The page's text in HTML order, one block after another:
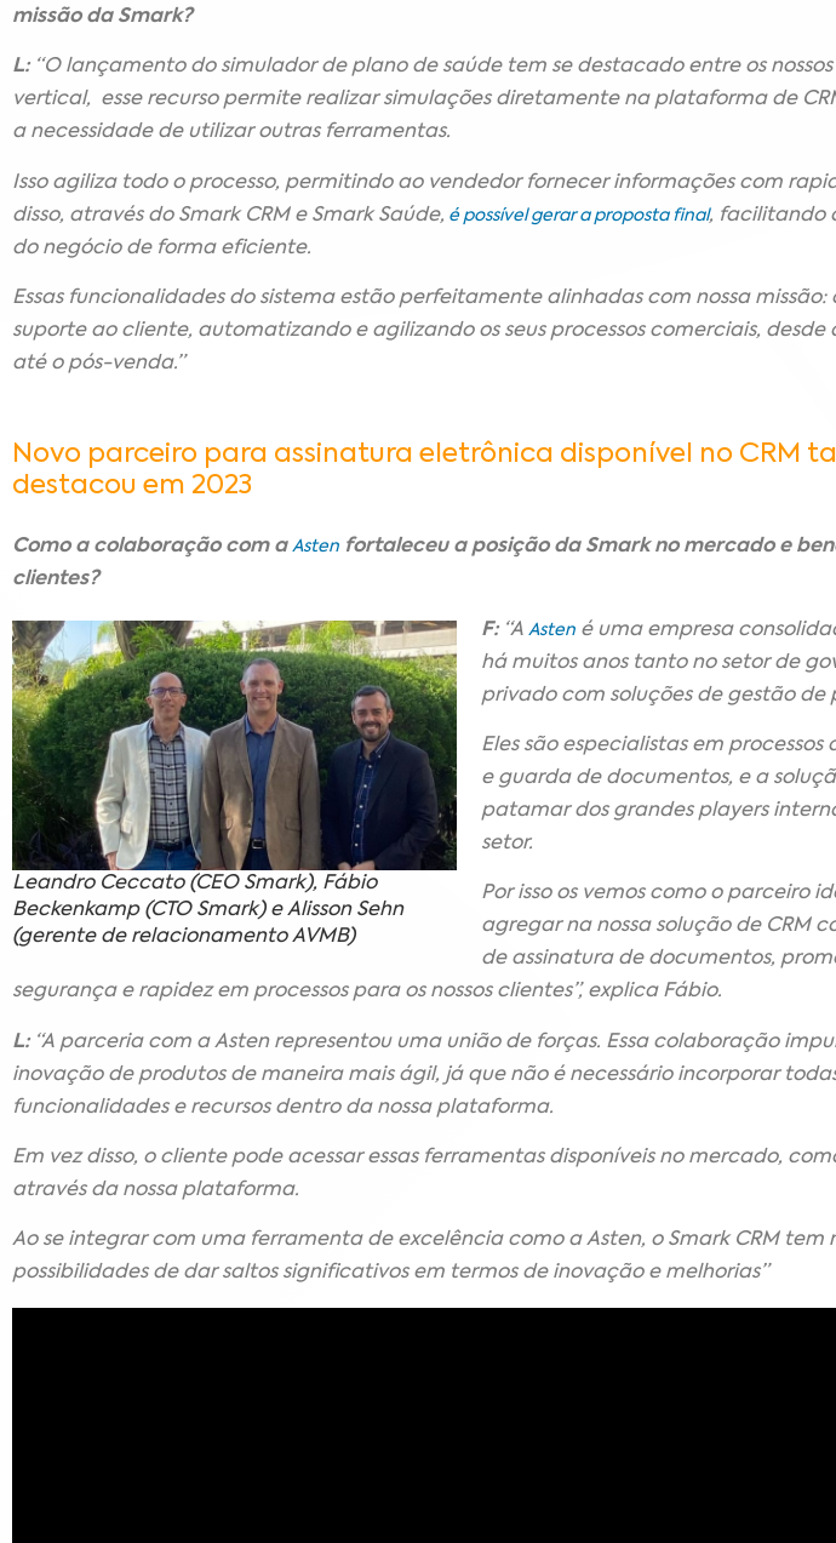
missão da Smark?
L:“O lançamento do simulador de plano de saúde tem se destacado entre os
vertical, esse recurso permite realizar simulações diretamente na plataforma de
a necessidade de utilizar outras ferramentas.
Isso agiliza todo o processo, permitindo ao vendedor fornecer informações com
disso, através do Smark CRM e Smark Saúde, é possível gerar a proposta final, facilitando
do negócio de forma eficiente.
Essas funcionalidades do sistema estão perfeitamente alinhadas com nossa missão:
suporte ao cliente, automatizando e agilizando os seus processos comerciais, desde
até o pós-venda.”
Novo parceiro para assinatura eletrônica disponível no CRM
destacou em 2023
Como a colaboração com a Asten fortaleceu a posição da Smark no mercado e
clientes?
Leandro Ceccato (CEO Smark), Fábio
Beckenkamp (CTO Smark) e Alisson Sehn
(gerente de relacionamento AVMB)
F:“A Asten é uma empresa
há muitos anos tanto no setor de
privado com soluções de gestão de
Eles são especialistas em processos
e guarda de documentos, e a
patamar dos grandes players
setor.
Por isso os vemos como o parceiro
agregar na nossa solução de CRM
de assinatura de documentos,
segurança e rapidez em processos para os nossos clientes”, explica Fábio.
L:“A parceria com a Asten representou uma união de forças. Essa colaboração
inovação de produtos de maneira mais ágil, já que não é necessário incorporar
funcionalidades e recursos dentro da nossa plataforma.
Em vez disso, o cliente pode acessar essas ferramentas disponíveis no mercado,
através da nossa plataforma.
Ao se integrar com uma ferramenta de excelência como a Asten, o Smark CRM tem
possibilidades de dar saltos significativos em termos de inovação e melhorias”